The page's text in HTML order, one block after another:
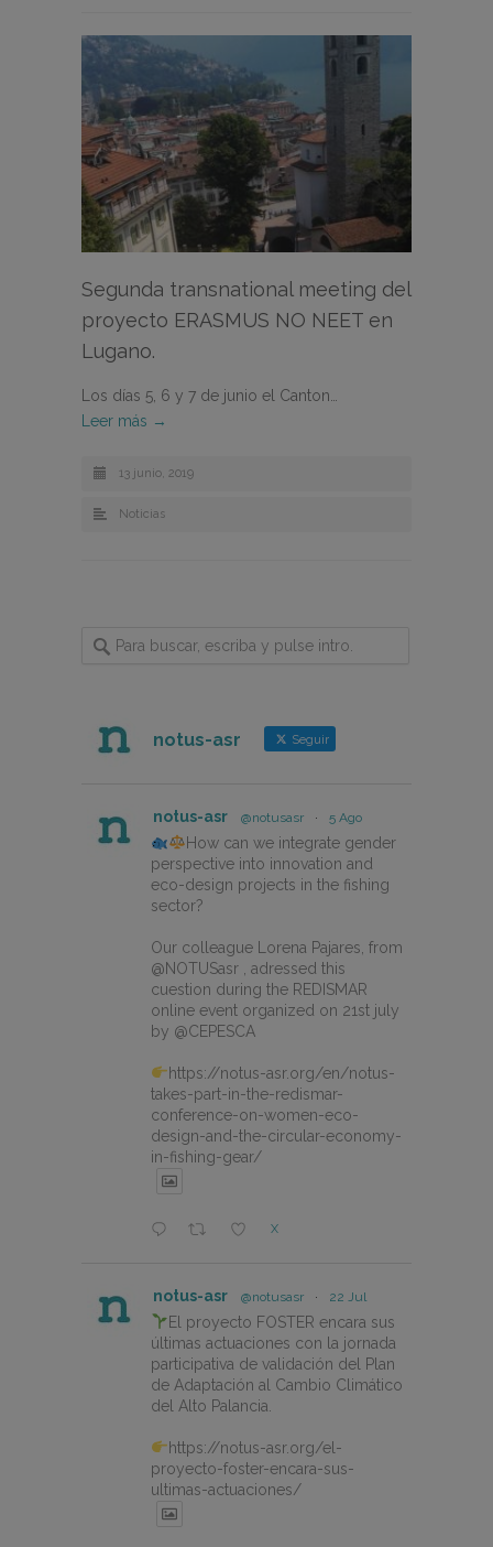
Segunda transnational meeting del
proyecto ERASMUS NO NEET en
Lugano.
Los días 5, 6 y 7 de junio el Canton…
Leer más →
13 junio, 2019
Noticias
notus-asr Seguir
notus-asr @notusasr · 5 Ago
How can we integrate gender
perspective into innovation and
eco-design projects in the fishing
sector?
Our colleague Lorena Pajares, from
@NOTUSasr , adressed this
cuestion during the REDISMAR
online event organized on 21st july
by @CEPESCA
https://notus-asr.org/en/notus-
takes-part-in-the-redismar-
conference-on-women-eco-
design-and-the-circular-economy-
in-fishing-gear/
X
notus-asr @notusasr · 22 Jul
El proyecto FOSTER encara sus
últimas actuaciones con la jornada
participativa de validación del Plan
de Adaptación al Cambio Climático
del Alto Palancia.
https://notus-asr.org/el-
proyecto-foster-encara-sus-
ultimas-actuaciones/